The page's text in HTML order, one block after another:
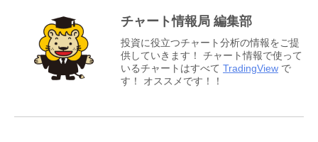
チャート情報局 編集部
投資に役立つチャート分析の情報をご提
供していきます！ チャート情報で使って
いるチャートはすべて TradingView で
す！ オススメです！！